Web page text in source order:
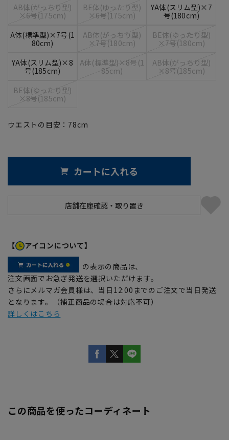
AB体(がっちり型)
×6号(175cm)
BE体(ゆったり型)
×6号(175cm)
YA体(スリム型)×7
号(180cm)
A体(標準型)×7号(1
80cm)
AB体(がっちり型)
×7号(180cm)
BE体(ゆったり型)
×7号(180cm)
YA体(スリム型)×8
号(185cm)
A体(標準型)×8号(1
85cm)
AB体(がっちり型)
×8号(185cm)
BE体(ゆったり型)
×8号(185cm)
ウエストの目安： 78cm
カートに入れる
【 アイコンについて】
の表示の商品は、
注文画面でお急ぎ発送を選択いただけます。
さらにメルマガ会員様は、当日12:00までのご注文で当日発送
となります。（補正商品の場合は対応不可）
詳しくはこちら
この商品を使ったコーディネート